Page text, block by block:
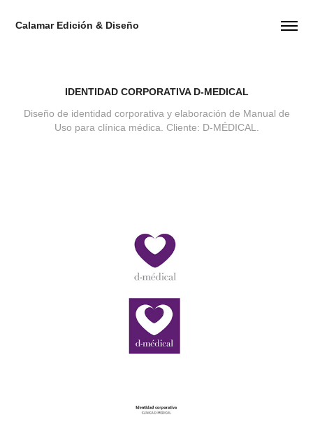
Calamar Edición & Diseño
IDENTIDAD CORPORATIVA D-MEDICAL
Diseño de identidad corporativa y elaboración de Manual de